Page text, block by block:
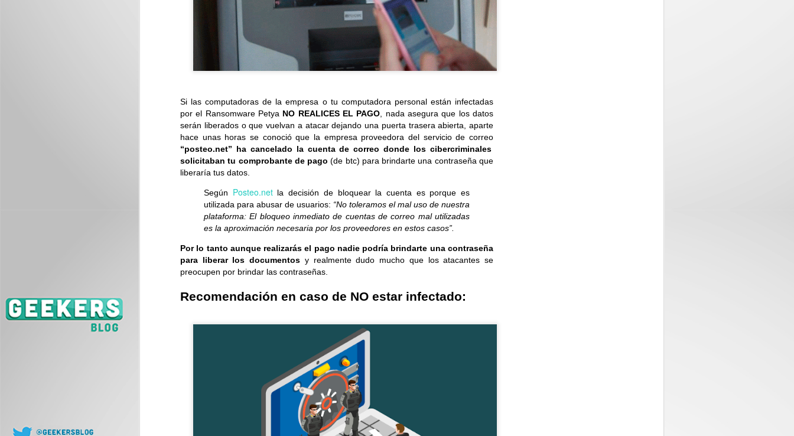
Si las computadoras de la empresa o tu computadora personal están infectadas
por el Ransomware Petya NO REALICES EL PAGO , nada asegura que los datos
serán liberados o que vuelvan a atacar dejando una puerta trasera abierta, aparte
hace unas horas se conoció que la empresa proveedora del servicio de correo
“posteo.net” ha cancelado la cuenta de correo donde los cibercriminales
solicitaban tu comprobante de pago(de btc) para brindarte una contraseña que
liberaría tus datos.
Según Posteo.net la decisión de bloquear la cuenta es porque es
utilizada para abusar de usuarios: “No toleramos el mal uso de nuestra
plataforma: El bloqueo inmediato de cuentas de correo mal utilizadas
es la aproximación necesaria por los proveedores en estos casos”.
Por lo tanto aunque realizarás el pago nadie podría brindarte una contraseña
para liberar los documentos y realmente dudo mucho que los atacantes se
preocupen por brindar las contraseñas.
Recomendación en caso de NO estar infectado:
JUN
LG Electronics lanza los televisores Micro y Mini RGB
Micro RGB evo de LG ofrece máxima pureza de color con imagen por
IA, mientras Mini RGB evo lleva esta experiencia a más TVs LCD
premium...
JUN
25
La aterriza en El Salvador con fotografía Leica,
potencia de alto rendimiento y batería para todo el día
Llevando la experiencia premium a más usuarios, la Serie Xiaomi 17T
Glosario de acrónimos comunes de PC
RAM, CPU, PCIe... Deja de adivinar y domina la jerga de las
computadoras de una vez por todas...